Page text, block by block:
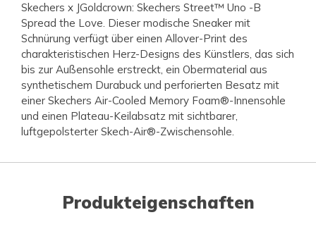
Skechers x JGoldcrown: Skechers Street™ Uno -B
Spread the Love. Dieser modische Sneaker mit
Schnürung verfügt über einen Allover-Print des
charakteristischen Herz-Designs des Künstlers, das sich
bis zur Außensohle erstreckt, ein Obermaterial aus
synthetischem Durabuck und perforierten Besatz mit
einer Skechers Air-Cooled Memory Foam®-Innensohle
und einen Plateau-Keilabsatz mit sichtbarer,
luftgepolsterter Skech-Air®-Zwischensohle.
Produkteigenschaften